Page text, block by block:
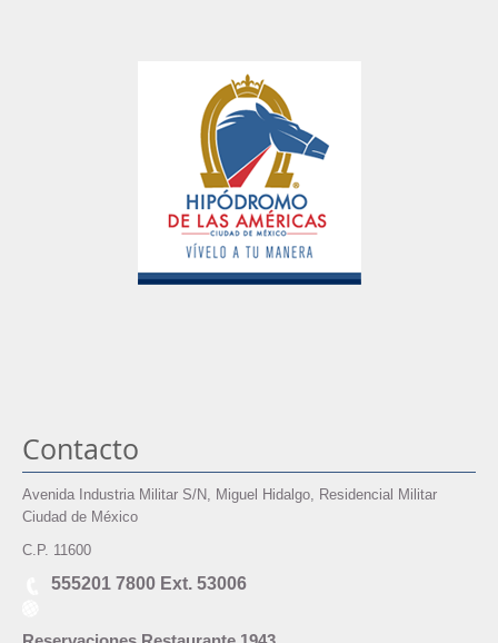
Contacto
Avenida Industria Militar S/N, Miguel Hidalgo, Residencial Militar
Ciudad de México
C.P. 11600
555201 7800 Ext. 53006